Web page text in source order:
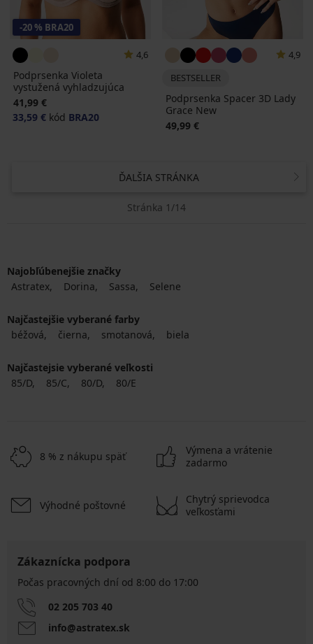
-20 % BRA20
4,6
Podprsenka Violeta
vystužená vyhladzujúca
41,99 €
33,59 € kód BRA20
4,9
BESTSELLER
Podprsenka Spacer 3D Lady
Grace New
49,99 €
ĎALŠIA STRÁNKA
Stránka 1/14
Najobľúbenejšie značky
Astratex
Dorina Sassa Selene
Najčastejšie vyberané farby
béžová
čierna smotanová biela
Najčastejsie vyberané veľkosti
85/D
85/C 80/D 80/E
8 % z nákupu späť
Výmena a vrátenie
zadarmo
Výhodné poštovné
Chytrý sprievodca
veľkosťami
Zákaznícka podpora
Počas pracovných dní od 8:00 do 17:00
02 205 703 40
info@astratex.sk